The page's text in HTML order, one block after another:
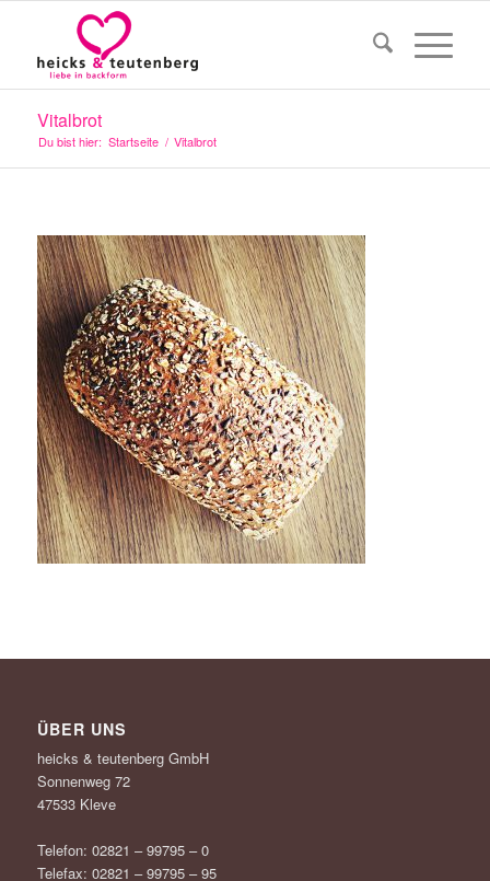
Vitalbrot
Du bist hier: Startseite / Vitalbrot
ÜBER UNS
heicks & teutenberg GmbH
Sonnenweg 72
47533 Kleve
Telefon: 02821 – 99795 – 0
Telefax: 02821 – 99795 – 95